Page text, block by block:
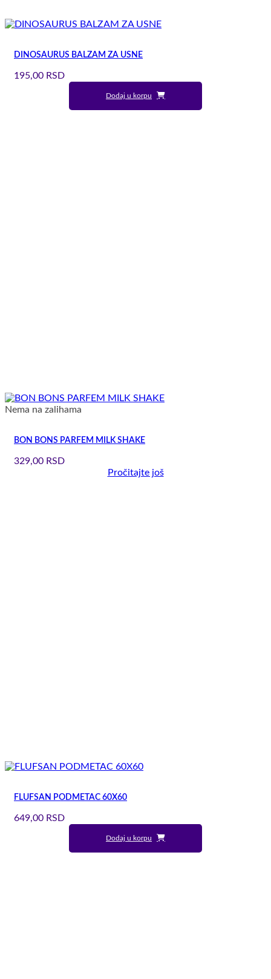
DINOSAURUS BALZAM ZA USNE
195,00 RSD
Dodaj u korpu
Nema na zalihama
BON BONS PARFEM MILK SHAKE
329,00 RSD
Pročitajte još
FLUFSAN PODMETAC 60X60
649,00 RSD
Dodaj u korpu